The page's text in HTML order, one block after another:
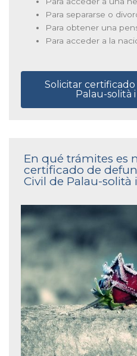
Para separarse o
Para obtener una
Para acceder a la
Solicitar
Palau-solità
En qué trámites es
certificado de
Civil de Palau-solità